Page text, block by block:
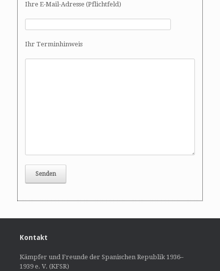
Ihre E-Mail-Adresse (Pflichtfeld)
Ihr Terminhinweis
Kontakt
Kämpfer und Freunde der Spanischen Republik 1936–
1939 e. V. (KFSR)